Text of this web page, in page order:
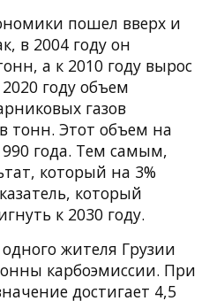
пошел вверх и
в 2004 году он
а к 2010 году вырос
году объем
газов
тонн. Этот объем на
года. Тем самым,
который на 3%
который
к 2030 году.
жителя Грузии
карбоэмиссии. При
достигает 4,5